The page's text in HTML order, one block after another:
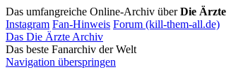
Das umfangreiche Online-Archiv überDie Ärzte
Instagram Fan-Hinweis Forum (kill-them-all.de)
Das Die Ärzte Archiv
Das beste Fanarchiv der Welt
Navigation überspringen